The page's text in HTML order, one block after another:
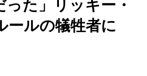
った」リッキー・
ールの犠牲者に